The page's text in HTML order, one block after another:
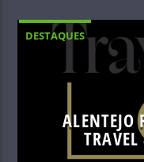
DESTAQUES